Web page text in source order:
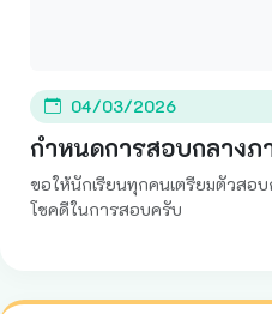
04/03/2026
กำหนดการสอบกลาง
ขอให้นักเรียนทุกคนเตรียมตัวสอ
โชคดีในการสอบครับ